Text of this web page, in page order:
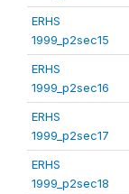
ERHS
1999_p2sec15
ERHS
1999_p2sec16
ERHS
1999_p2sec17
ERHS
1999_p2sec18